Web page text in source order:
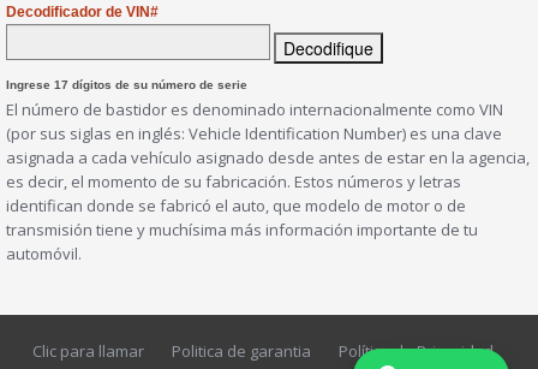
Decodificador de VIN#
Ingrese 17 dígitos de su número de serie
El número de bastidor es denominado internacionalmente como VIN
(por sus siglas en inglés: Vehicle Identification Number) es una clave
asignada a cada vehículo asignado desde antes de estar en la agencia,
es decir, el momento de su fabricación. Estos números y letras
identifican donde se fabricó el auto, que modelo de motor o de
transmisión tiene y muchísima más información importante de tu
automóvil.
Clic para llamar Politica de garantia
Política de Privacidad